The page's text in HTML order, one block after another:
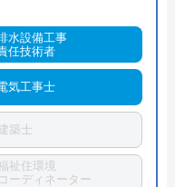
水設備工事
任技術者
気工事士
築士
祉住環境
コーディネーター